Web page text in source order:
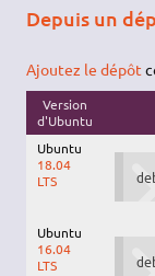
Depuis un
Ajoutez le dépôt
Version
d'Ubuntu
Ubuntu
18.04
LTS
Ubuntu
16.04
LTS